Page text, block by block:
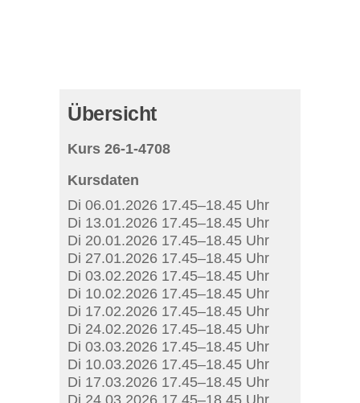
Übersicht
Kurs 26-1-4708
Kursdaten
Di 06.01.2026 17.45–18.45 Uhr
Di 13.01.2026 17.45–18.45 Uhr
Di 20.01.2026 17.45–18.45 Uhr
Di 27.01.2026 17.45–18.45 Uhr
Di 03.02.2026 17.45–18.45 Uhr
Di 10.02.2026 17.45–18.45 Uhr
Di 17.02.2026 17.45–18.45 Uhr
Di 24.02.2026 17.45–18.45 Uhr
Di 03.03.2026 17.45–18.45 Uhr
Di 10.03.2026 17.45–18.45 Uhr
Di 17.03.2026 17.45–18.45 Uhr
Di 24.03.2026 17.45–18.45 Uhr